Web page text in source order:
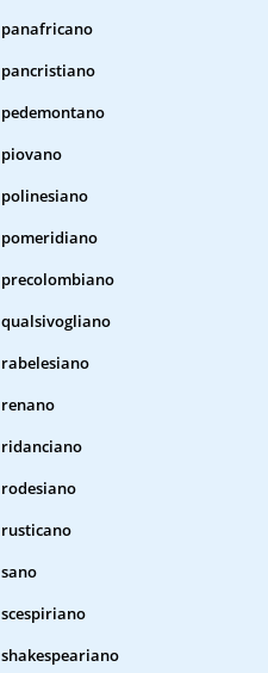
panafricano
pancristiano
pedemontano
piovano
polinesiano
pomeridiano
precolombiano
qualsivogliano
rabelesiano
renano
ridanciano
rodesiano
rusticano
sano
scespiriano
shakespeariano